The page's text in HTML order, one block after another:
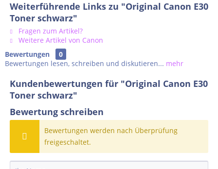
Weiterführende Links zu "Original Canon E30
Toner schwarz"
Fragen zum Artikel?
Weitere Artikel von Canon
Bewertungen
0
Bewertungen lesen, schreiben und diskutieren... mehr
Kundenbewertungen für "Original Canon E30
Toner schwarz"
Bewertung schreiben
Bewertungen werden nach Überprüfung
freigeschaltet.